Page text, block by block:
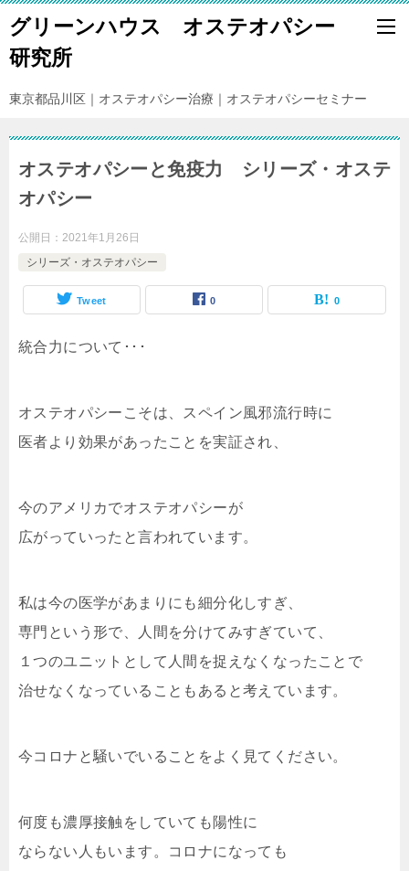
グリーンハウス オステオパシー
研究所
東京都品川区｜オステオパシー治療｜オステオパシーセミナー
オステオパシーと免疫力 シリーズ・オステ
オパシー
公開日： 2021年1月26日
シリーズ・オステオパシー
Tweet 0 0
統合力について･･･
オステオパシーこそは、スペイン風邪流行時に
医者より効果があったことを実証され、
今のアメリカでオステオパシーが
広がっていったと言われています。
私は今の医学があまりにも細分化しすぎ、
専門という形で、人間を分けてみすぎていて、
１つのユニットとして人間を捉えなくなったことで
治せなくなっていることもあると考えています。
今コロナと騒いでいることをよく見てください。
何度も濃厚接触をしていても陽性に
ならない人もいます。コロナになっても